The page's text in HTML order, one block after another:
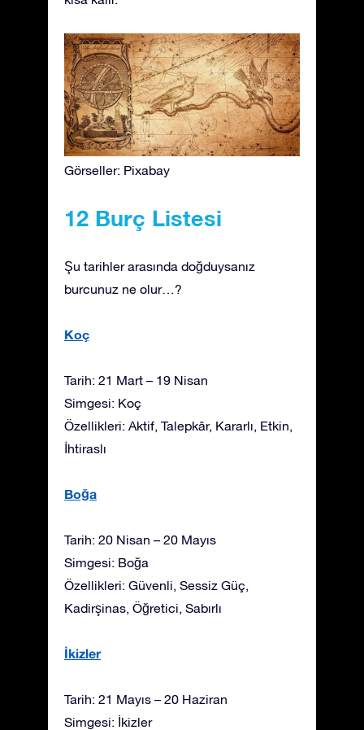
Görseller: Pixabay
12 Burç Listesi
Şu tarihler arasında doğduysanız
burcunuz ne olur…?
Koç
Tarih: 21 Mart – 19 Nisan
Simgesi: Koç
Özellikleri: Aktif, Talepkâr, Kararlı, Etkin,
İhtiraslı
Boğa
Tarih: 20 Nisan – 20 Mayıs
Simgesi: Boğa
Özellikleri: Güvenli, Sessiz Güç,
Kadirşinas, Öğretici, Sabırlı
İkizler
Tarih: 21 Mayıs – 20 Haziran
Simgesi: İkizler